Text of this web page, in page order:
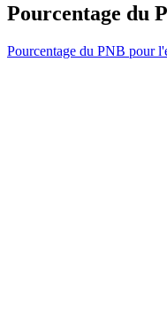
Pourcentage du
Pourcentage du PNB pour